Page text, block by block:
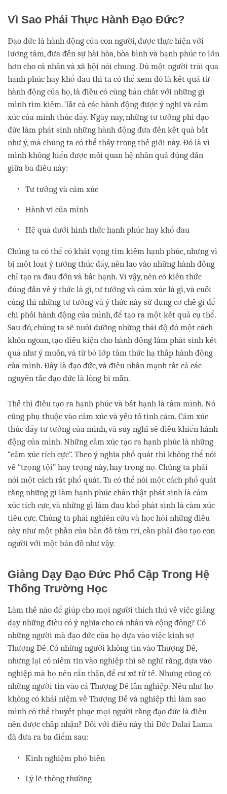
Vì Sao Phải Thực Hành Đạo Đức?
Đạo đức là hành động của con người, được thực hiện với
lương tâm, đưa đến sự hài hòa, hòa bình và hạnh phúc to lớn
hơn cho cá nhân và xã hội nói chung. Dù một người trải qua
hạnh phúc hay khổ đau thì ta có thể xem đó là kết quả từ
hành động của họ, là điều có cùng bản chất với những gì
mình tìm kiếm. Tất cả các hành động được ý nghĩ và cảm
xúc của mình thúc đẩy. Ngày nay, những tư tưởng phi đạo
đức làm phát sinh những hành động đưa đến kết quả bất
như ý, mà chúng ta có thể thấy trong thế giới này. Đó là vì
mình không hiểu được mối quan hệ nhân quả đúng đắn
giữa ba điều này:
Tư tưởng và cảm xúc
Hành vi của mình
Hệ quả dưới hình thức hạnh phúc hay khổ đau
Chúng ta có thể có khát vọng tìm kiếm hạnh phúc, nhưng vì
bị một loạt ý tưởng thúc đẩy, nên lao vào những hành động
chỉ tạo ra đau đớn và bất hạnh. Vì vậy, nên có kiến thức
đúng đắn về ý thức là gì, tư tưởng và cảm xúc là gì, và cuối
cùng thì những tư tưởng và ý thức này sử dụng cơ chế gì để
chi phối hành động của mình, để tạo ra một kết quả cụ thể.
Sau đó, chúng ta sẽ nuôi dưỡng những thái độ đó một cách
khôn ngoan, tạo điều kiện cho hành động làm phát sinh kết
quả như ý muốn, và từ bỏ lớp tâm thức hạ thấp hành động
của mình. Đây là đạo đức, và điều nhấn mạnh tất cả các
nguyên tắc đạo đức là lòng bi mẫn.
Thế thì điều tạo ra hạnh phúc và bất hạnh là tâm mình. Nó
cũng phụ thuộc vào cảm xúc và yếu tố tình cảm. Cảm xúc
thúc đẩy tư tưởng của mình, và suy nghĩ sẽ điều khiển hành
động của mình. Những cảm xúc tạo ra hạnh phúc là những
“cảm xúc tích cực”. Theo ý nghĩa phổ quát thì không thể nói
về “trọng tội” hay trọng này, hay trọng nọ. Chúng ta phải
nói một cách rất phổ quát. Ta có thể nói một cách phổ quát
rằng những gì làm hạnh phúc chân thật phát sinh là cảm
xúc tích cực, và những gì làm đau khổ phát sinh là cảm xúc
tiêu cực. Chúng ta phải nghiên cứu và học hỏi những điều
này như một phần của bản đồ tâm trí, cần phải đào tạo con
người với một bản đồ như vậy.
Giảng Dạy Đạo Đức Phổ Cập Trong Hệ
Thống Trường Học
Làm thế nào để giúp cho mọi người thích thú về việc giảng
dạy những điều có ý nghĩa cho cá nhân và cộng đồng? Có
những người mà đạo đức của họ dựa vào việc kinh sợ
Thượng Đế. Có những người không tin vào Thượng Đế,
nhưng lại có niềm tin vào nghiệp thì sẽ nghĩ rằng, dựa vào
nghiệp mà họ nên cẩn thận, để cư xử tử tế. Nhưng cũng có
những người tin vào cả Thượng Đế lẫn nghiệp. Nếu như họ
không có khái niệm về Thượng Đế và nghiệp thì làm sao
mình có thể thuyết phục mọi người rằng đạo đức là điều
nên được chấp nhận? Đối với điều này thì Đức Dalai Lama
đã đưa ra ba điểm sau:
Kinh nghiệm phổ biến
Lý lẽ thông thường